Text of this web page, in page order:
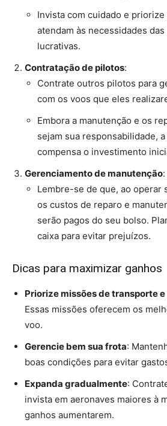
Invista com cuidado e
atendam às necessidades
lucrativas.
Contratação de pilotos:
Contrate outros pilotos para
com os voos que eles
Embora a manutenção e os
sejam sua responsabilidade,
compensa o investimento
Gerenciamento de manutenção:
Lembre-se de que, ao operar
os custos de reparo e
serão pagos do seu bolso.
caixa para evitar prejuízos.
Dicas para maximizar ganhos
Priorize missões de transporte
Essas missões oferecem os
voo.
Gerencie bem sua frota:
boas condições para evitar
Expanda gradualmente:
invista em aeronaves maiores à
ganhos aumentarem.